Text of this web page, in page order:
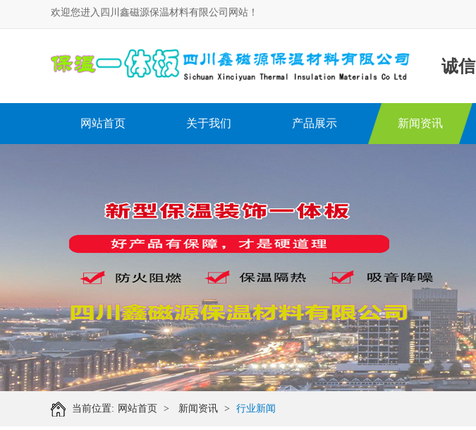
欢迎您进入四川鑫磁源保温材料有限公司网站！
诚信
网站首页 关于我们 产品展示 新闻资讯
当前位置: 网站首页 > 新闻资讯 > 行业新闻